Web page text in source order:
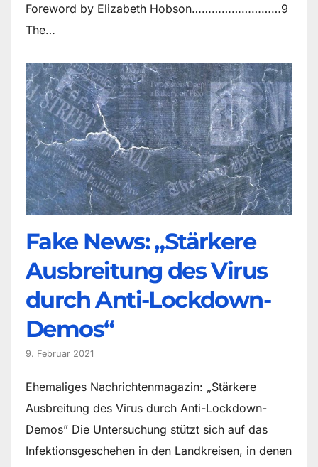
Foreword by Elizabeth Hobson………………………9
The…
Fake News: „Stärkere
Ausbreitung des Virus
durch Anti-Lockdown-
Demos“
9. Februar 2021
Ehemaliges Nachrichtenmagazin: „Stärkere
Ausbreitung des Virus durch Anti-Lockdown-
Demos” Die Untersuchung stützt sich auf das
Infektionsgeschehen in den Landkreisen, in denen